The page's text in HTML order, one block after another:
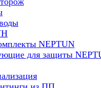
NEPTUN
для защиты